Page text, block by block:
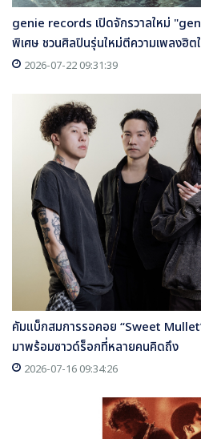
genie records เปิดจักรวาลใหม่
พิเศษ ชวนศิลปินรุ่นใหม่ตีความเพลงฮิต
2026-07-22 09:31:39
คัมแบ็กสมการรอคอย “Sweet
มาพร้อมซาวด์ร็อกที่หลายคนคิดถึง
2026-07-16 09:34:26